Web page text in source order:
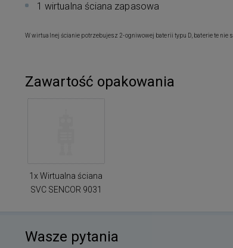
1 wirtualna ściana zapasowa
W wirtualnej ścianie potrzebujesz 2-ogniwowej baterii typu D, baterie te nie
Zawartość opakowania
1x Wirtualna ściana
SVC SENCOR 9031
Wasze pytania